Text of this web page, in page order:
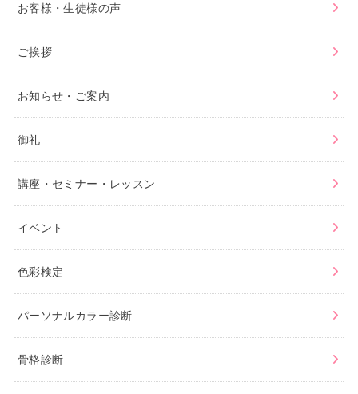
お客様・生徒様の声
ご挨拶
お知らせ・ご案内
御礼
講座・セミナー・レッスン
イベント
色彩検定
パーソナルカラー診断
骨格診断